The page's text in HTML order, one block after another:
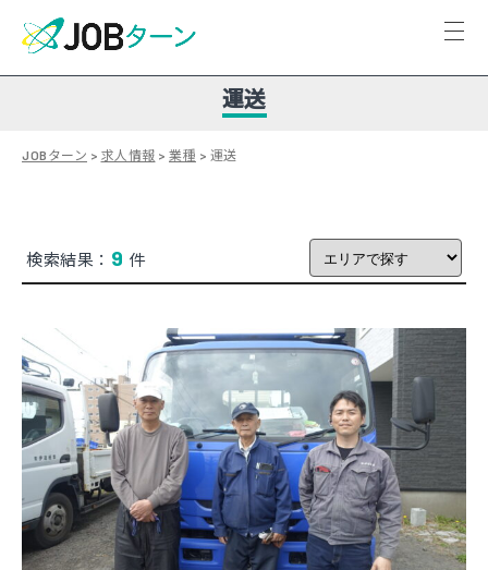
運送
JOBターン > 求人情報 > 業種 > 運送
検索結果： 9 件